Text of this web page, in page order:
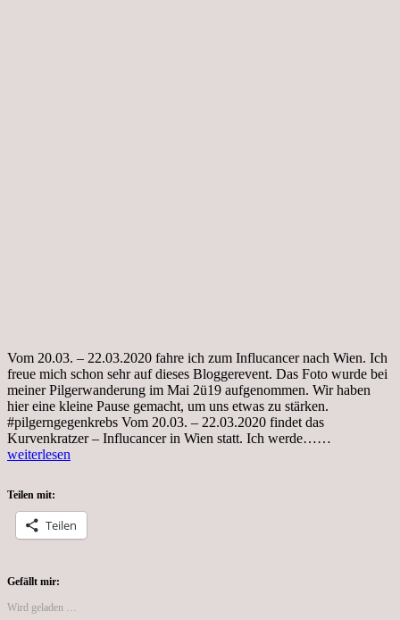
Vom 20.03. – 22.03.2020 fahre ich zum Influcancer nach Wien. Ich
freue mich schon sehr auf dieses Bloggerevent. Das Foto wurde bei
meiner Pilgerwanderung im Mai 2ü19 aufgenommen. Wir haben
hier eine kleine Pause gemacht, um uns etwas zu stärken.
#pilgerngegenkrebs Vom 20.03. – 22.03.2020 findet das
Kurvenkratzer – Influcancer in Wien statt. Ich werde……
weiterlesen
Teilen mit:
Teilen
Gefällt mir:
Wird geladen …